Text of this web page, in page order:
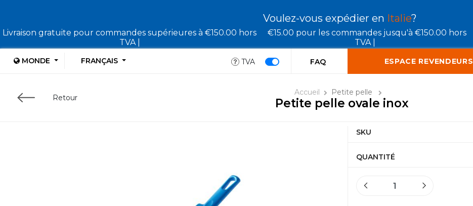
Voulez-vous expédier en Italie?
Livraison gratuite pour commandes supérieures à €150.00 hors
TVA |
€15.00 pour les commandes jusqu'à €150.00 hors
TVA |
MONDE FRANÇAIS TVA FAQ ESPACE REVENDEURS
Retour
Accueil Petite pelle
Petite pelle ovale inox
SKU
QUANTITÉ